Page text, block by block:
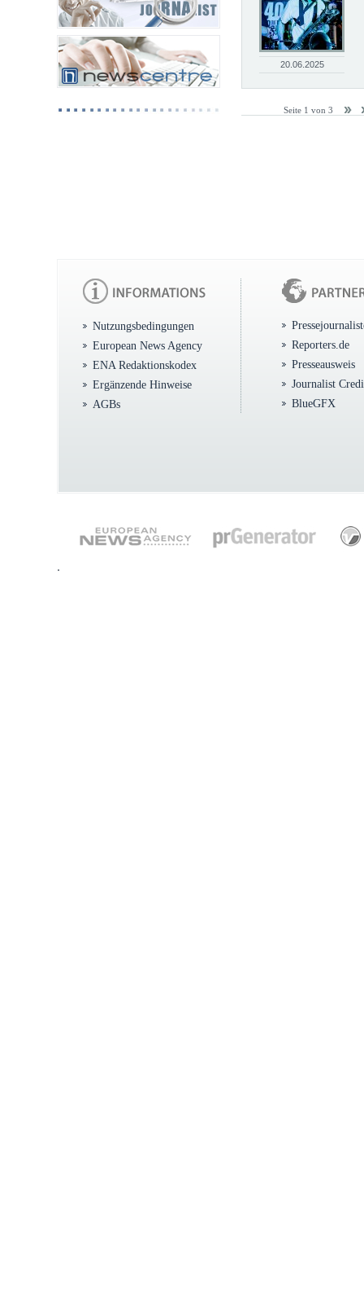
20.06.2025
Seite 1 von 3
Nutzungsbedingungen
European News Agency
ENA Redaktionskodex
Ergänzende Hinweise
AGBs
Reporters.de
Presseausweis
Journalist
BlueGFX
.